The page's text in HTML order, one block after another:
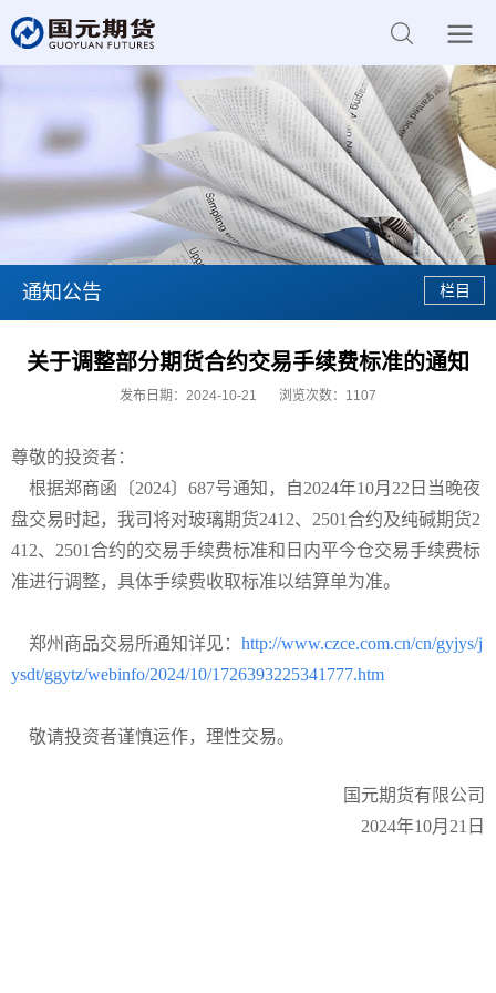
通知公告
关于调整部分期货合约交易手续费标准的通知
发布日期：2024-10-21 浏览次数： 1107
尊敬的投资者：
根据郑商函〔2024〕687号通知，自2024年10月22日当晚夜
盘交易时起，我司将对玻璃期货2412、2501合约及纯碱期货2
412、2501合约的交易手续费标准和日内平今仓交易手续费标
准进行调整，具体手续费收取标准以结算单为准。
郑州商品交易所通知详见： http://www.czce.com.cn/cn/gyjys/j
ysdt/ggytz/webinfo/2024/10/1726393225341777.htm
敬请投资者谨慎运作，理性交易。
国元期货有限公司
2024年10月21日